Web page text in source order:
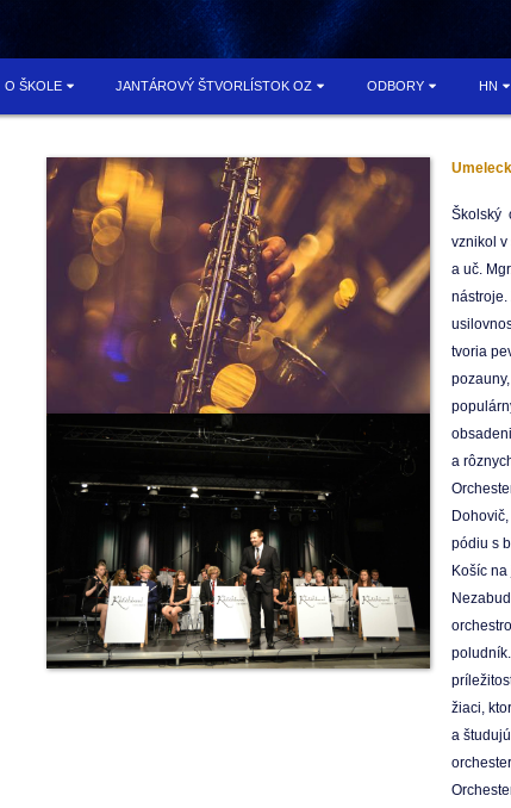
O ŠKOLE JANTÁROVÝ ŠTVORLÍSTOK OZ ODBORY HN
Klasik
Band
Školský
vznikol v
a uč.
nástroje.
tvoria
a
pódiu s
Košíc
žiaci,
a